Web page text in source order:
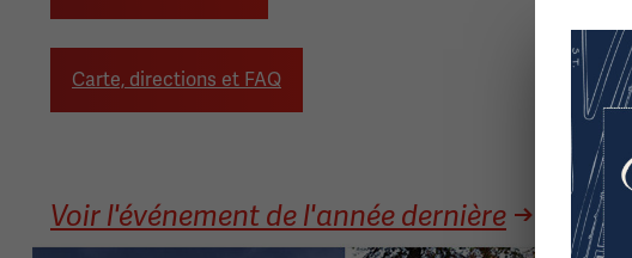
Carte, directions et FAQ
Voir l'événement de l'année dernière